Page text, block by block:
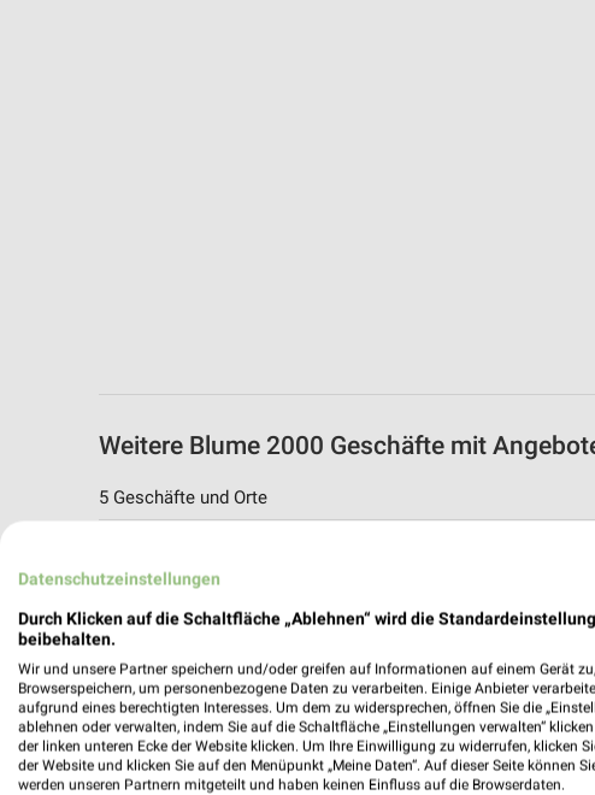
Weitere Blume 2000 Geschäfte mit
5 Geschäfte und Orte
Merseburg, Deutschland
Blume 2000 Angebote in Jena
Jena, Deutschland
Datenschutzeinstellungen
Durch Klicken auf die Schaltfläche „Ablehnen“ wird die
beibehalten.
Wir und unsere Partner speichern und/oder greifen auf Informationen auf einem Gerät
Browserspeichern, um personenbezogene Daten zu verarbeiten. Einige Anbieter
aufgrund eines berechtigten Interesses. Um dem zu widersprechen, öffnen Sie die
ablehnen oder verwalten, indem Sie auf die Schaltfläche „Einstellungen verwalten“
der linken unteren Ecke der Website klicken. Um Ihre Einwilligung zu widerrufen, klicken
der Website und klicken Sie auf den Menüpunkt „Meine Daten“. Auf dieser Seite können
werden unseren Partnern mitgeteilt und haben keinen Einfluss auf die Browserdaten.